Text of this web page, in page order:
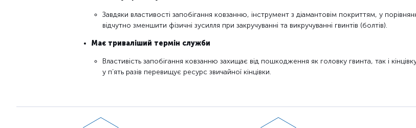
Завдяки властивості запобігання ковзанню, інструмент з діамантовім покриттям, у
відчутно зменшити фізичні зусилля при закручуванні та викручуванні гвинтів (болтів).
Має триваліший термін служби
Властивість запобігання ковзанню захищає від пошкодження як головку гвинта, так і
у п’ять разів перевищує ресурс звичайної кінцівки.